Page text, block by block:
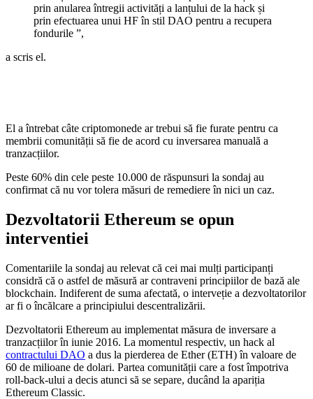
prin anularea întregii activități a lanțului de la hack și
prin efectuarea unui HF în stil DAO pentru a recupera
fondurile ”,
a scris el.
El a întrebat câte criptomonede ar trebui să fie furate pentru ca
membrii comunității să fie de acord cu inversarea manuală a
tranzacțiilor.
Peste 60% din cele peste 10.000 de răspunsuri la sondaj au
confirmat că nu vor tolera măsuri de remediere în nici un caz.
Dezvoltatorii Ethereum se opun
interventiei
Comentariile la sondaj au relevat că cei mai mulți participanți
considră că o astfel de măsură ar contraveni principiilor de bază ale
blockchain. Indiferent de suma afectată, o interveție a dezvoltatorilor
ar fi o încălcare a principiului descentralizării.
Dezvoltatorii Ethereum au implementat măsura de inversare a
tranzacțiilor în iunie 2016. La momentul respectiv, un hack al
contractului DAO a dus la pierderea de Ether (ETH) în valoare de
60 de milioane de dolari. Partea comunității care a fost împotriva
roll-back-ului a decis atunci să se separe, ducând la apariția
Ethereum Classic.